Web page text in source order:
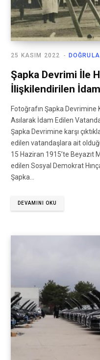
25 KASIM 2022
Şapka Devrimi İle
İlişkilendirilen
Fotoğrafın Şapka Devrimine
Asılarak İdam Edilen
Şapka Devrimine karşı
edilen vatandaşlara ait
15 Haziran 1915’te Beyazıt
edilen Sosyal Demokrat
Şapka…
DEVAMINI OKU